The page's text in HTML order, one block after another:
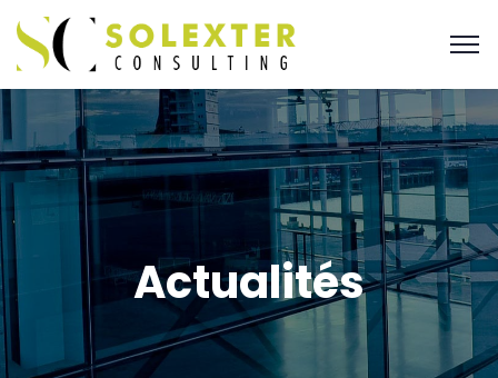
Actualités